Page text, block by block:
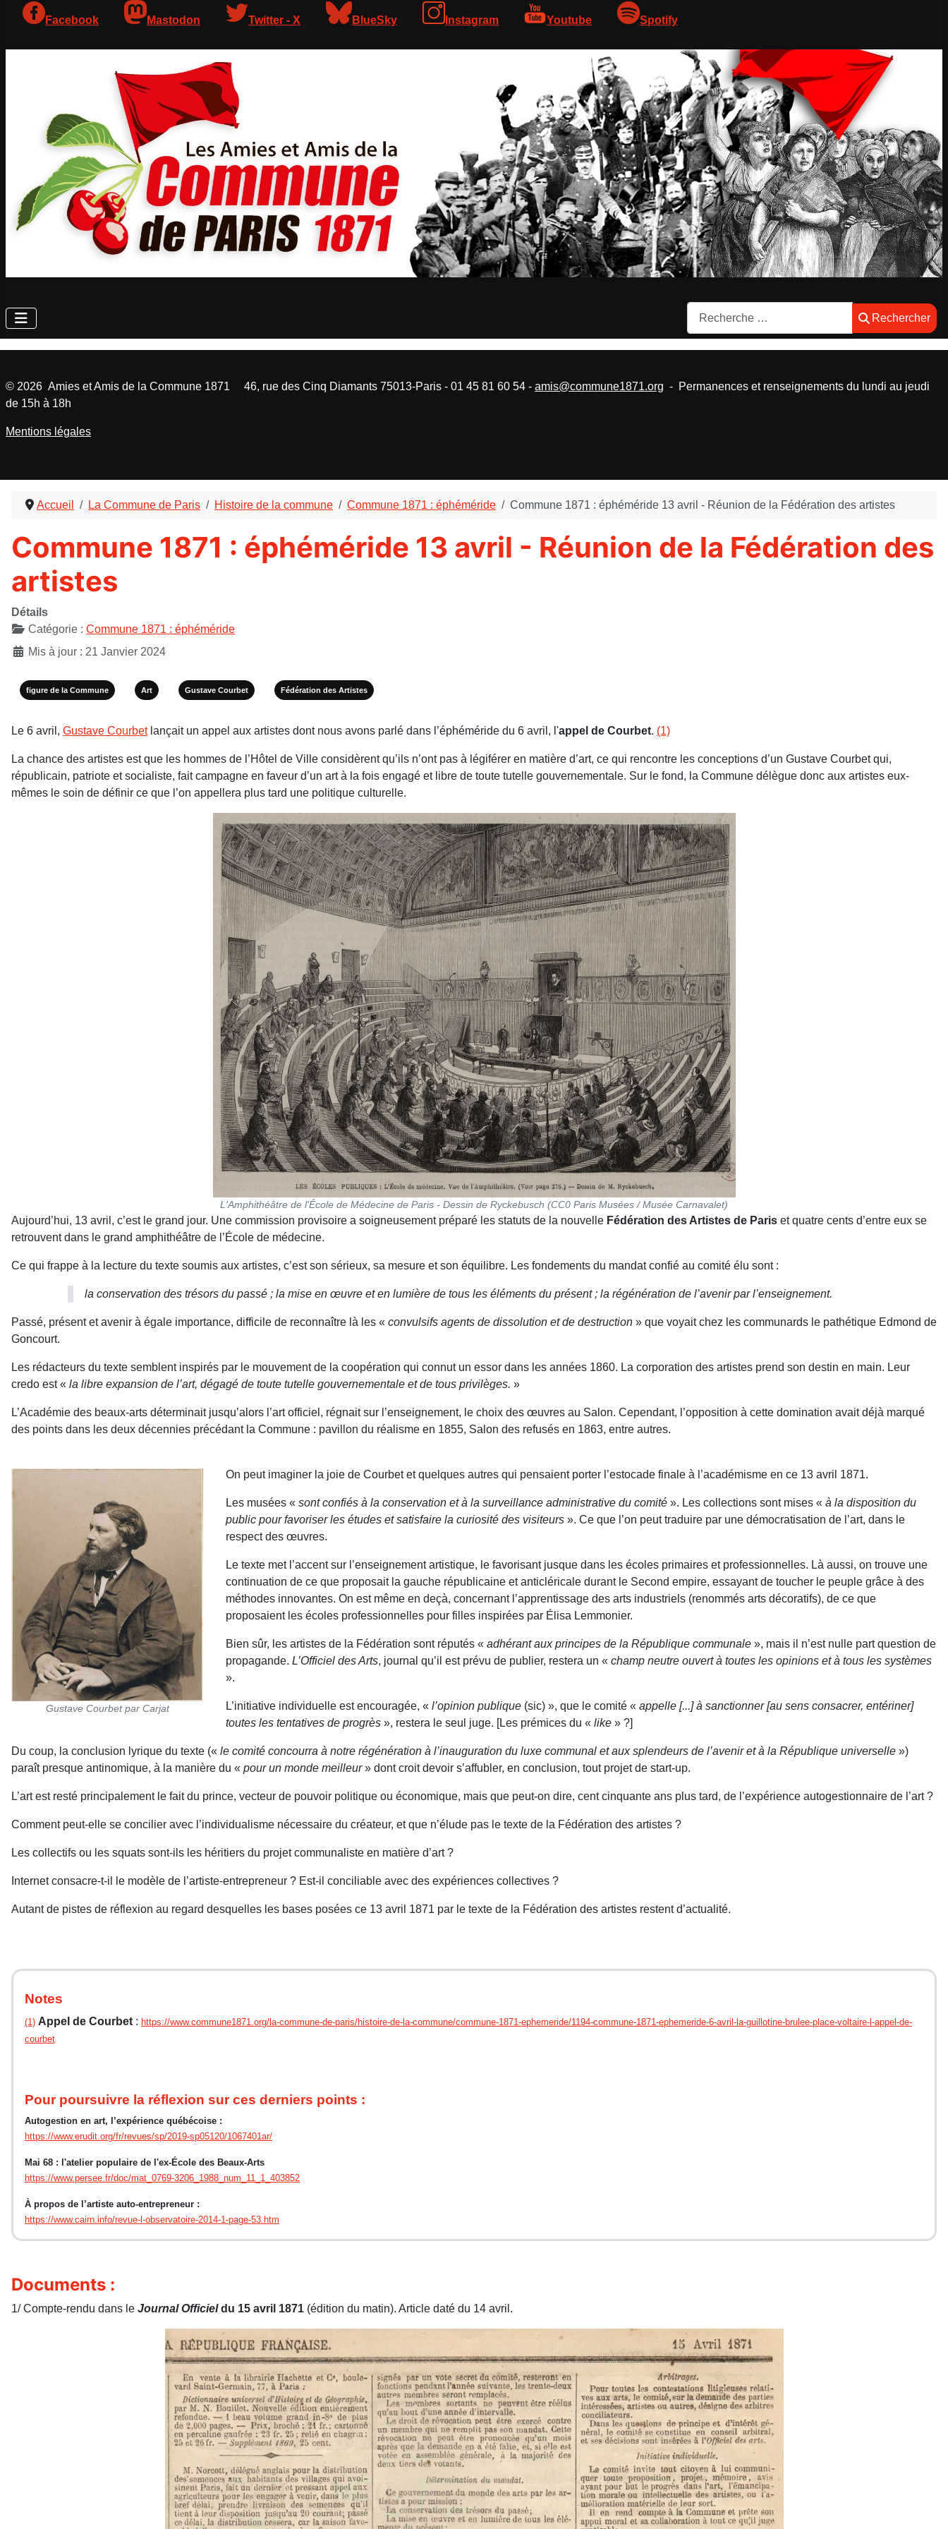
Facebook Mastodon Twitter - X BlueSky Instagram Youtube Spotify
Rechercher
Rechercher
Accueil La Commune de Paris Histoire de la commune Commune 1871 : éphéméride Commune 1871 : éphéméride 13 avril - Réunion de la Fédération des artistes
Commune 1871 : éphéméride 13 avril - Réunion de la Fédération des
artistes
Détails
Catégorie : Commune 1871 : éphéméride
Mis à jour : 21 Janvier 2024
figure de la Commune Art Gustave Courbet Fédération des Artistes
Le 6 avril, Gustave Courbetlançait un appel aux artistes dont nous avons parlé dans l’éphéméride du 6 avril, l'appel de Courbet. (1)
La chance des artistes est que les hommes de l’Hôtel de Ville considèrent qu’ils n’ont pas à légiférer en matière d’art, ce qui rencontre les conceptions d’un Gustave Courbet qui,
républicain, patriote et socialiste, fait campagne en faveur d’un art à la fois engagé et libre de toute tutelle gouvernementale. Sur le fond, la Commune délègue donc aux artistes eux-
mêmes le soin de définir ce que l’on appellera plus tard une politique culturelle.
L'Amphithéâtre de l'École de Médecine de Paris - Dessin de Ryckebusch (CC0 Paris Musées / Musée Carnavalet)
Aujourd’hui, 13 avril, c’est le grand jour. Une commission provisoire a soigneusement préparé les statuts de la nouvelle Fédération des Artistes de Paris et quatre cents d’entre eux se
retrouvent dans le grand amphithéâtre de l’École de médecine.
Ce qui frappe à la lecture du texte soumis aux artistes, c’est son sérieux, sa mesure et son équilibre. Les fondements du mandat confié au comité élu sont :
la conservation des trésors du passé ; la mise en œuvre et en lumière de tous les éléments du présent ; la régénération de l’avenir par l’enseignement.
Passé, présent et avenir à égale importance, difficile de reconnaître là les « convulsifs agents de dissolution et de destruction » que voyait chez les communards le pathétique Edmond de
Goncourt.
Les rédacteurs du texte semblent inspirés par le mouvement de la coopération qui connut un essor dans les années 1860. La corporation des artistes prend son destin en main. Leur
credo est « la libre expansion de l’art, dégagé de toute tutelle gouvernementale et de tous privilèges. »
L’Académie des beaux-arts déterminait jusqu’alors l’art officiel, régnait sur l’enseignement, le choix des œuvres au Salon. Cependant, l’opposition à cette domination avait déjà marqué
des points dans les deux décennies précédant la Commune : pavillon du réalisme en 1855, Salon des refusés en 1863, entre autres.
Gustave Courbet par Carjat
On peut imaginer la joie de Courbet et quelques autres qui pensaient porter l’estocade finale à l’académisme en ce 13 avril 1871.
Les musées « sont confiés à la conservation et à la surveillance administrative du comité ». Les collections sont mises « à la disposition du
public pour favoriser les études et satisfaire la curiosité des visiteurs ». Ce que l’on peut traduire par une démocratisation de l’art, dans le
respect des œuvres.
Le texte met l’accent sur l’enseignement artistique, le favorisant jusque dans les écoles primaires et professionnelles. Là aussi, on trouve une
continuation de ce que proposait la gauche républicaine et anticléricale durant le Second empire, essayant de toucher le peuple grâce à des
méthodes innovantes. On est même en deçà, concernant l’apprentissage des arts industriels (renommés arts décoratifs), de ce que
proposaient les écoles professionnelles pour filles inspirées par Élisa Lemmonier.
Bien sûr, les artistes de la Fédération sont réputés « adhérant aux principes de la République communale », mais il n’est nulle part question de
propagande. L’Officiel des Arts, journal qu’il est prévu de publier, restera un « champ neutre ouvert à toutes les opinions et à tous les systèmes
».
L’initiative individuelle est encouragée, « l’opinion publique (sic) », que le comité « appelle [...] à sanctionner [au sens consacrer, entériner]
toutes les tentatives de progrès », restera le seul juge. [Les prémices du « like » ?]
Du coup, la conclusion lyrique du texte (« le comité concourra à notre régénération à l’inauguration du luxe communal et aux splendeurs de l’avenir et à la République universelle »)
paraît presque antinomique, à la manière du « pour un monde meilleur» dont croit devoir s’affubler, en conclusion, tout projet de start-up.
L’art est resté principalement le fait du prince, vecteur de pouvoir politique ou économique, mais que peut-on dire, cent cinquante ans plus tard, de l’expérience autogestionnaire de l’art ?
Comment peut-elle se concilier avec l’individualisme nécessaire du créateur, et que n’élude pas le texte de la Fédération des artistes ?
Les collectifs ou les squats sont-ils les héritiers du projet communaliste en matière d’art ?
Internet consacre-t-il le modèle de l’artiste-entrepreneur ? Est-il conciliable avec des expériences collectives ?
Autant de pistes de réflexion au regard desquelles les bases posées ce 13 avril 1871 par le texte de la Fédération des artistes restent d’actualité.
Notes
(1) Appel de Courbet : https://www.commune1871.org/la-commune-de-paris/histoire-de-la-commune/commune-1871-ephemeride/1194-commune-1871-ephemeride-6-avril-la-guillotine-brulee-place-voltaire-l-appel-de-
courbet
Pour poursuivre la réflexion sur ces derniers points :
Autogestion en art, l’expérience québécoise :
https://www.erudit.org/fr/revues/sp/2019-sp05120/1067401ar/
Mai 68 : l'atelier populaire de l'ex-École des Beaux-Arts
https://www.persee.fr/doc/mat_0769-3206_1988_num_11_1_403852
À propos de l’artiste auto-entrepreneur :
https://www.cairn.info/revue-l-observatoire-2014-1-page-53.htm
Documents :
1/ Compte-rendu dans le Journal Officieldu 15 avril 1871 (édition du matin). Article daté du 14 avril.
© 2026 Amies et Amis de la Commune 1871 46, rue des Cinq Diamants 75013-Paris - 01 45 81 60 54 - amis@commune1871.org - Permanences et renseignements du lundi au jeudi
de 15h à 18h
Mentions légales